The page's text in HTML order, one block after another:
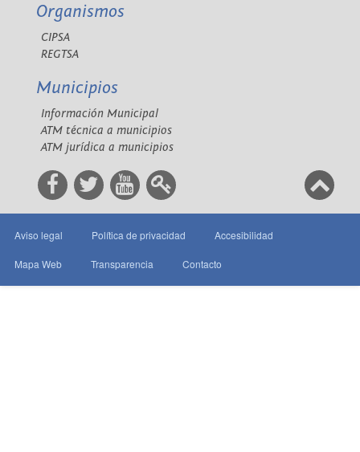
Organismos
CIPSA
REGTSA
Municipios
Información Municipal
ATM técnica a municipios
ATM jurídica a municipios
Aviso legal Política de privacidad Accesibilidad
Mapa Web Transparencia Contacto